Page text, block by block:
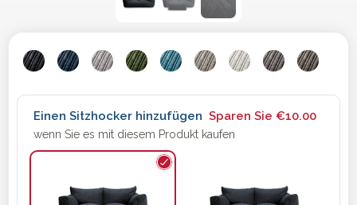
Einen Sitzhocker hinzufügen Sparen Sie €10.00
wenn Sie es mit diesem Produkt kaufen